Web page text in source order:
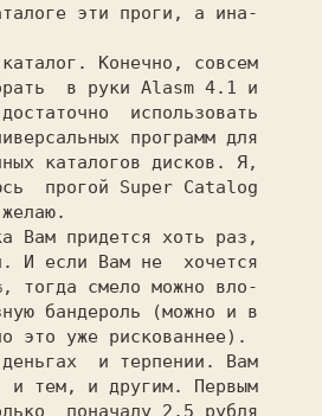
эти проги, а ина-
в руки Alasm 4.1 и
использовать
программ для
каталогов дисков. Я,
прогой Super Catalog
И если Вам не  хочется
тогда смело можно вло-
бандероль (можно и в
это уже рискованнее).
и тем, и другим. Первым
поначалу 2.5 рубля